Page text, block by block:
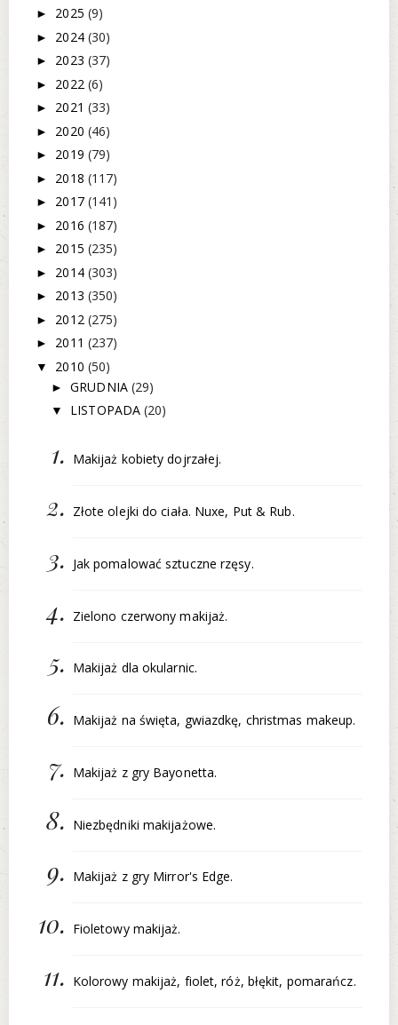
► 2025 (9)
► 2024 (30)
► 2023 (37)
► 2022 (6)
► 2021 (33)
► 2020 (46)
► 2019 (79)
► 2018 (117)
► 2017 (141)
► 2016 (187)
► 2015 (235)
► 2014 (303)
► 2013 (350)
► 2012 (275)
► 2011 (237)
▼ 2010 (50)
►GRUDNIA (29)
▼ LISTOPADA(20)
Makijaż kobiety dojrzałej.
Złote olejki do ciała. Nuxe, Put & Rub.
Jak pomalować sztuczne rzęsy.
Zielono czerwony makijaż.
Makijaż dla okularnic.
Makijaż na święta, gwiazdkę, christmas makeup.
Makijaż z gry Bayonetta.
Niezbędniki makijażowe.
Makijaż z gry Mirror's Edge.
Fioletowy makijaż.
Kolorowy makijaż, fiolet, róż, błękit, pomarańcz.